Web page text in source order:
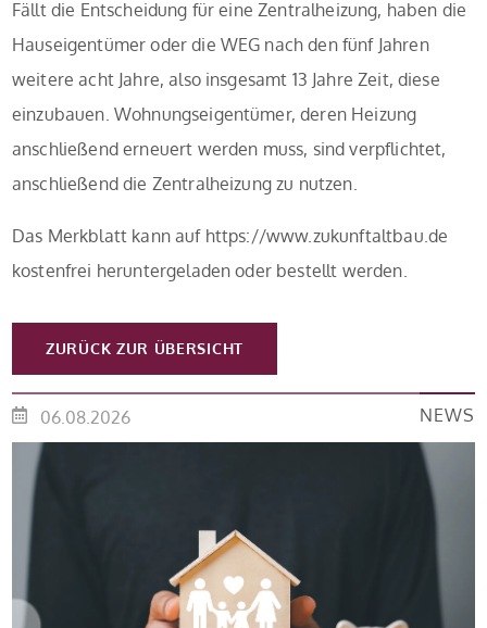
Fällt die Entscheidung für eine Zentralheizung, haben die
Hauseigentümer oder die WEG nach den fünf Jahren
weitere acht Jahre, also insgesamt 13 Jahre Zeit, diese
einzubauen. Wohnungseigentümer, deren Heizung
anschließend erneuert werden muss, sind verpflichtet,
anschließend die Zentralheizung zu nutzen.
Das Merkblatt kann auf https://www.zukunftaltbau.de
kostenfrei heruntergeladen oder bestellt werden.
ZURÜCK ZUR ÜBERSICHT
06.08.2026 NEWS